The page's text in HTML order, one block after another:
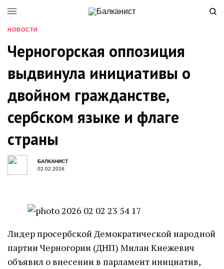
НОВОСТИ
Черногорская оппозиция
выдвинула инициативы о
двойном гражданстве,
сербском языке и флаге
страны
БАЛКАНИСТ
02.02.2026
Лидер просербской Демократической народной
партии Черногории (ДНП) Милан Кнежевич
объявил о внесении в парламент инициатив,